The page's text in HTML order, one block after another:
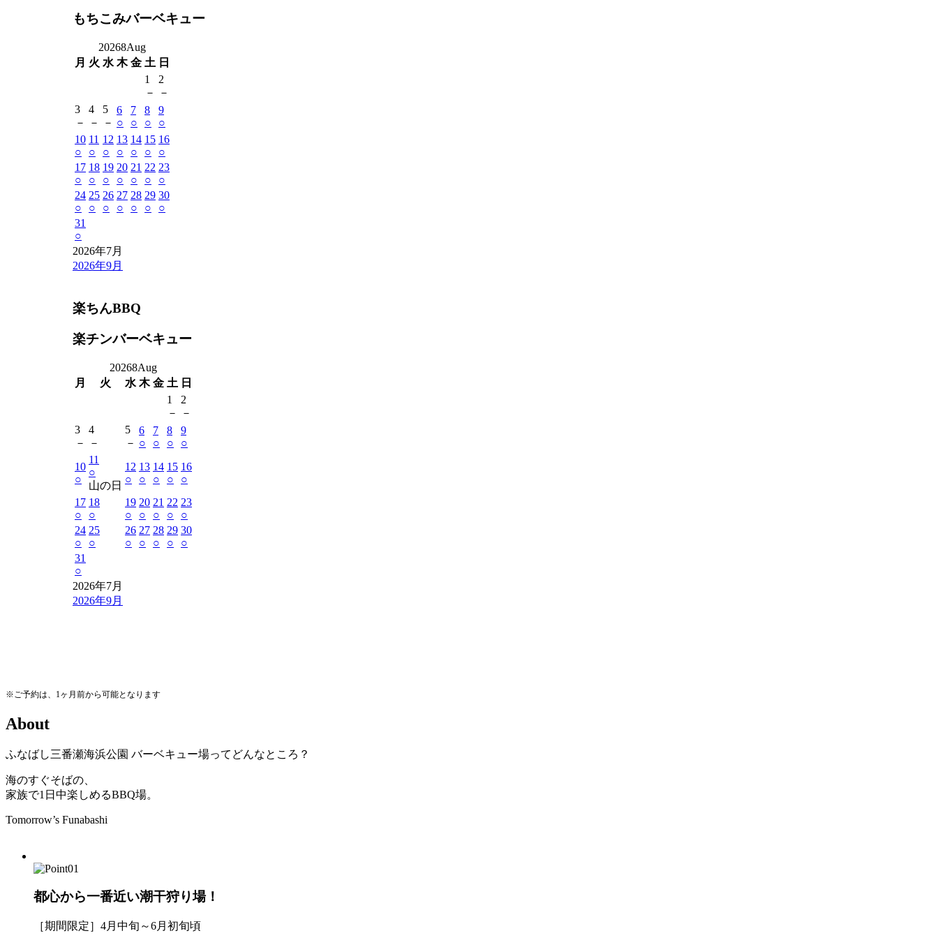
もちこみバーベキュー
20268Aug
月 火 水 木 金 土 日
1
－
2
－
3
－
4
－
5
－
6
○
7
○
8
○
9
○
10
○
11
○
12
○
13
○
14
○
15
○
16
○
17
○
18
○
19
○
20
○
21
○
22
○
23
○
24
○
25
○
26
○
27
○
28
○
29
○
30
○
31
○
2026年7月
2026年9月
楽ちんBBQ
楽チンバーベキュー
20268Aug
月
火 水 木 金 土 日
1
－
2
－
3
－
4
－
5
－
6
○
7
○
8
○
9
○
10
○
11
○
山の日
12
○
13
○
14
○
15
○
16
○
17
○
18
○
19
○
20
○
21
○
22
○
23
○
24
○
25
○
26
○
27
○
28
○
29
○
30
○
31
○
2026年7月
2026年9月
※ご予約は、1ヶ月前から可能となります
About
ふなばし三番瀬海浜公園 バーベキュー場ってどんなところ？
海のすぐそばの、
家族で1日中楽しめるBBQ場。
Tomorrow’s Funabashi
都心から一番近い潮干狩り場！
［期間限定］4月中旬～6月初旬頃